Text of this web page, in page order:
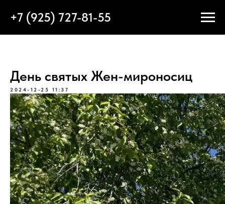
+7 (925) 727-81-55
День святых Жен-мироносиц
2024-12-25 11:37